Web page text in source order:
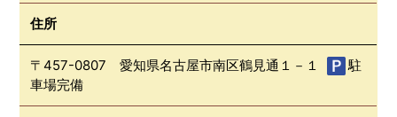
住所
〒457-0807 愛知県名古屋市南区鶴見通１－１
駐
車場完備